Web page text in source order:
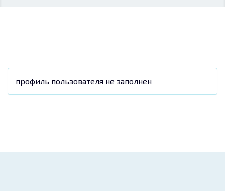
профиль пользователя не заполнен